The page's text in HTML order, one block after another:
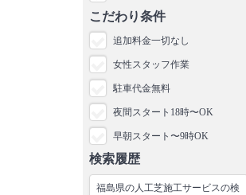
こだわり条件
追加料金一切なし
女性スタッフ作業
駐車代金無料
夜間スタート18時〜OK
早朝スタート〜9時OK
検索履歴
福島県の人工芝施工サービスの検